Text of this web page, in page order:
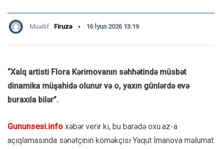
Müəllif: Firuzə 16 İyun 2026 13:19
“Xalq artisti Flora Kərimovanın səhhətində müsbət
dinamika müşahidə olunur və o, yaxın günlərdə evə
buraxıla bilər”.
Gununsesi.info xəbər verir ki, bu barədə oxu.az-a
açıqlamasında sənətçinin köməkçisi Yaqut İmanova məlumat